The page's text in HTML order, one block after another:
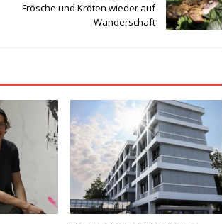
Frösche und Kröten wieder auf
Wanderschaft